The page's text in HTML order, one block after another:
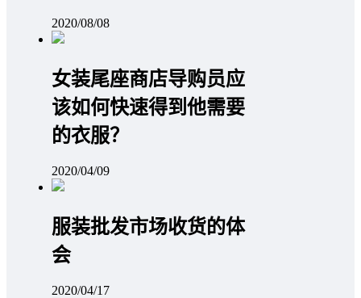
2020/08/08
女装尾座商店导购员应
该如何快速得到他需要
的衣服？
2020/04/09
服装批发市场收货的体
会
2020/04/17